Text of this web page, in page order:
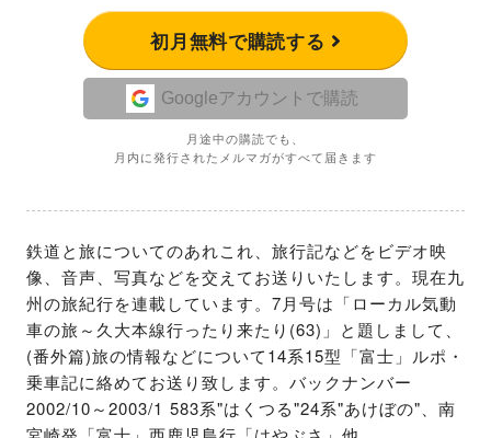
初月無料で購読する
Googleアカウントで購読
月途中の購読でも、
月内に発行されたメルマガがすべて届きます
鉄道と旅についてのあれこれ、旅行記などをビデオ映
像、音声、写真などを交えてお送りいたします。現在九
州の旅紀行を連載しています。7月号は「ローカル気動
車の旅～久大本線行ったり来たり(63)」と題しまして、
(番外篇)旅の情報などについて14系15型「富士」ルポ・
乗車記に絡めてお送り致します。バックナンバー
2002/10～2003/1 583系"はくつる"24系"あけぼの"、南